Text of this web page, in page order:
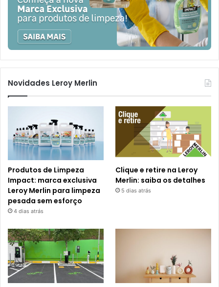
Novidades Leroy Merlin
Produtos de Limpeza
Impact: marca exclusiva
Leroy Merlin para limpeza
pesada sem esforço
4 dias atrás
Clique e retire na Leroy
Merlin: saiba os detalhes
5 dias atrás